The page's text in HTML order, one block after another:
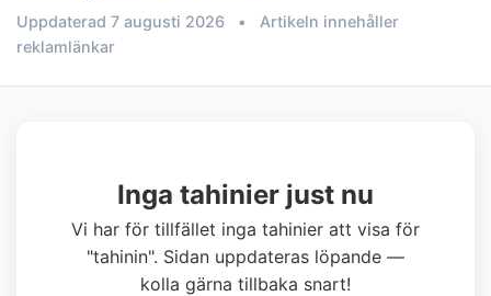
Uppdaterad 7 augusti 2026 •
Artikeln innehåller
reklamlänkar
Inga tahinier just nu
Vi har för tillfället inga tahinier att visa för
"tahinin". Sidan uppdateras löpande —
kolla gärna tillbaka snart!